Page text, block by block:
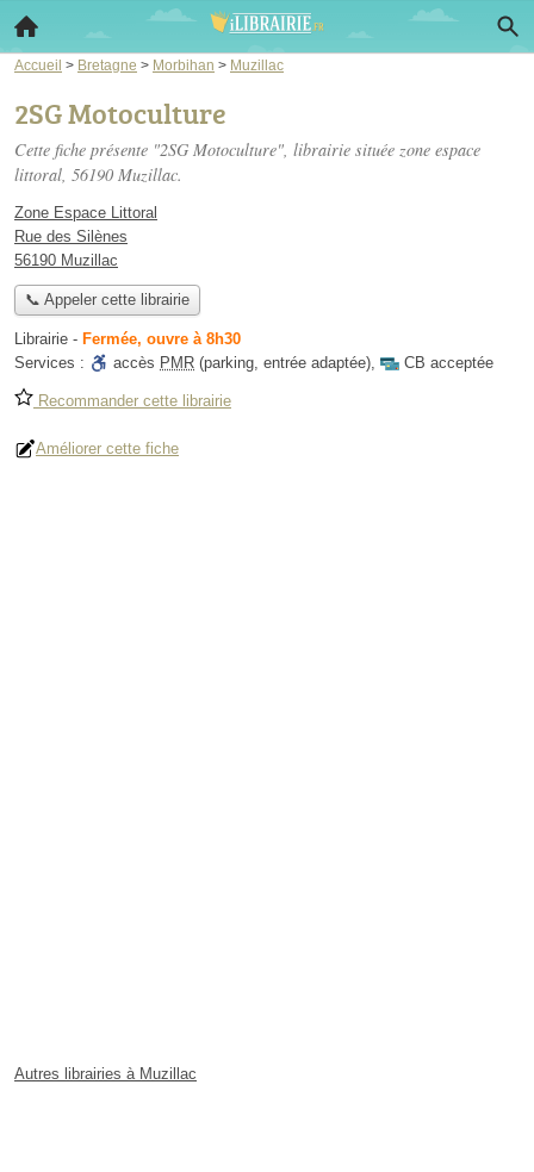
Accueil > Bretagne > Morbihan > Muzillac
2SG Motoculture
Cette fiche présente "2SG Motoculture", librairie située zone espace
littoral, 56190 Muzillac.
Zone Espace Littoral
Rue des Silènes
56190 Muzillac
📞 Appeler cette librairie
Librairie - Fermée, ouvre à 8h30
Services :
accès PMR (parking, entrée adaptée), CB acceptée
Recommander cette librairie
Améliorer cette fiche
Autres librairies à Muzillac